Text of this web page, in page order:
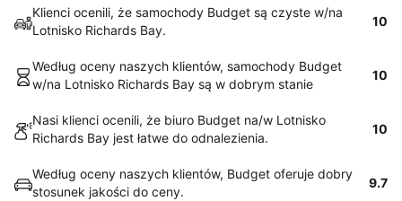
Klienci ocenili, że samochody Budget są czyste w/na
Lotnisko Richards Bay.
10
Według oceny naszych klientów, samochody Budget
w/na Lotnisko Richards Bay są w dobrym stanie
10
Nasi klienci ocenili, że biuro Budget na/w Lotnisko
Richards Bay jest łatwe do odnalezienia.
10
Według oceny naszych klientów, Budget oferuje dobry
stosunek jakości do ceny.
9.7